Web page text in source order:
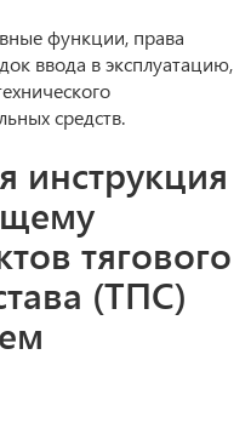
функции, права
ввода в эксплуатацию,
средств.
инструкция
тягового
(ТПС)